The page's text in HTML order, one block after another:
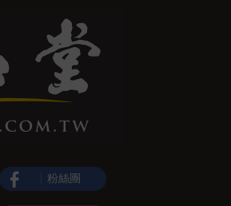
粉絲團